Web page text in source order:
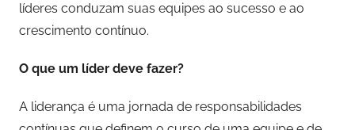
líderes conduzam suas equipes ao sucesso e ao
crescimento contínuo.
O que um líder deve fazer?
A liderança é uma jornada de responsabilidades